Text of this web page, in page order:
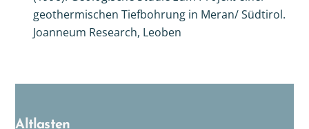
geothermischen Tiefbohrung in Meran/ Südtirol.
Joanneum Research, Leoben
Altlasten